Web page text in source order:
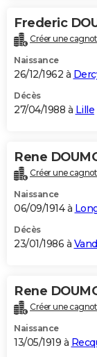
Frederic
Créer une
Naissance
26/12/1962 à
Décès
27/04/1988 à Lille
Rene
Créer une
Naissance
06/09/1914 à
Décès
23/01/1986 à
Rene
Créer une
Naissance
13/05/1919 à